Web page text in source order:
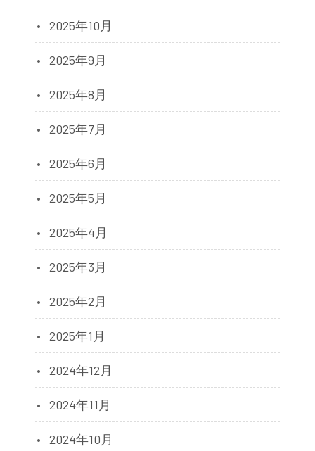
2025年10月
2025年9月
2025年8月
2025年7月
2025年6月
2025年5月
2025年4月
2025年3月
2025年2月
2025年1月
2024年12月
2024年11月
2024年10月